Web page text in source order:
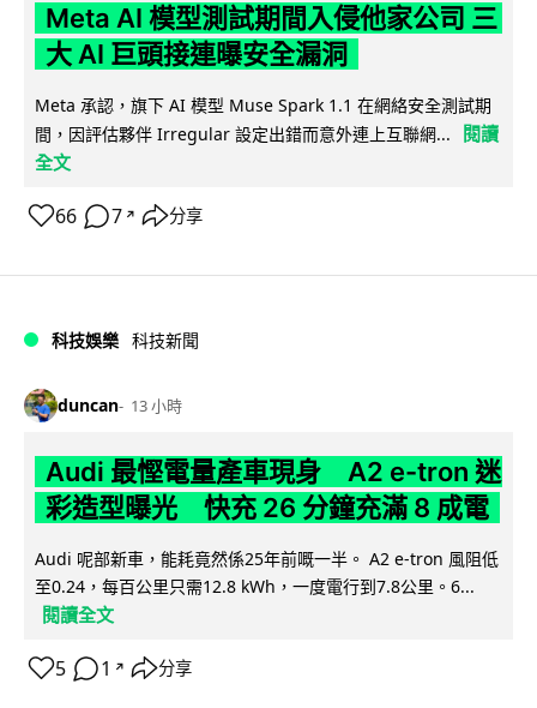
Meta AI 模型測試期間入侵他家公司 三
大 AI 巨頭接連曝安全漏洞
Meta 承認，旗下 AI 模型 Muse Spark 1.1 在網絡安全測試期
間，因評估夥伴 Irregular 設定出錯而意外連上互聯網...
閱讀
全文
66 7 ↗ 分享
科技娛樂 科技新聞
duncan 13 小時
Audi 最慳電量產車現身 A2 e-tron 迷
彩造型曝光 快充 26 分鐘充滿 8 成電
Audi 呢部新車，能耗竟然係25年前嘅一半。 A2 e-tron 風阻低
至0.24，每百公里只需12.8 kWh，一度電行到7.8公里。6...
閱讀全文
5 1 ↗ 分享